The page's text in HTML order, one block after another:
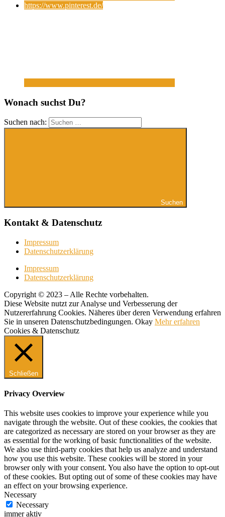
https://www.pinterest.de/
Wonach suchst Du?
Suchen nach:
Suchen
Kontakt & Datenschutz
Impressum
Datenschutzerklärung
Impressum
Datenschutzerklärung
Copyright © 2023 – Alle Rechte vorbehalten.
Diese Website nutzt zur Analyse und Verbesserung der
Nutzererfahrung Cookies. Näheres über deren Verwendung erfahren
Sie in unseren Datenschutzbedingungen. Okay Mehr erfahren
Cookies & Datenschutz
Schließen
Privacy Overview
This website uses cookies to improve your experience while you
navigate through the website. Out of these cookies, the cookies that
are categorized as necessary are stored on your browser as they are
as essential for the working of basic functionalities of the website.
We also use third-party cookies that help us analyze and understand
how you use this website. These cookies will be stored in your
browser only with your consent. You also have the option to opt-out
of these cookies. But opting out of some of these cookies may have
an effect on your browsing experience.
Necessary
Necessary
immer aktiv